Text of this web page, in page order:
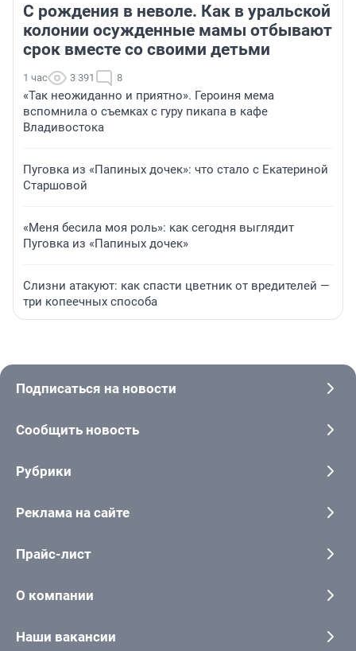
С рождения в неволе. Как в уральской
колонии осужденные мамы отбывают
срок вместе со своими детьми
1 час 3 391 8
«Так неожиданно и приятно». Героиня мема
вспомнила о съемках с гуру пикапа в кафе
Владивостока
Пуговка из «Папиных дочек»: что стало с Екатериной
Старшовой
«Меня бесила моя роль»: как сегодня выглядит
Пуговка из «Папиных дочек»
Слизни атакуют: как спасти цветник от вредителей —
три копеечных способа
Подписаться на новости
Сообщить новость
Рубрики
Реклама на сайте
Прайс-лист
О компании
Наши вакансии